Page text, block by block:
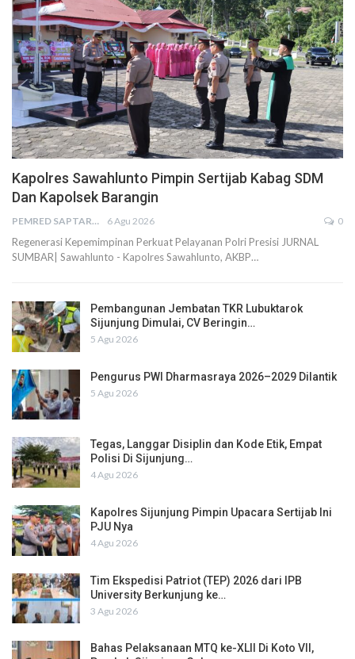
Kapolres Sawahlunto Pimpin Sertijab Kabag SDM
Dan Kapolsek Barangin
PEMRED SAPTARIUS 6 Agu 2026 0
Regenerasi Kepemimpinan Perkuat Pelayanan Polri Presisi JURNAL
SUMBAR| Sawahlunto - Kapolres Sawahlunto, AKBP…
Pembangunan Jembatan TKR Lubuktarok
Sijunjung Dimulai, CV Beringin…
5 Agu 2026
Pengurus PWI Dharmasraya 2026–2029 Dilantik
5 Agu 2026
Tegas, Langgar Disiplin dan Kode Etik, Empat
Polisi Di Sijunjung…
4 Agu 2026
Kapolres Sijunjung Pimpin Upacara Sertijab Ini
PJU Nya
4 Agu 2026
Tim Ekspedisi Patriot (TEP) 2026 dari IPB
University Berkunjung ke…
3 Agu 2026
Bahas Pelaksanaan MTQ ke-XLII Di Koto VII,